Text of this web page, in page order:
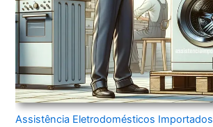
Assistência Eletrodomésticos Importados